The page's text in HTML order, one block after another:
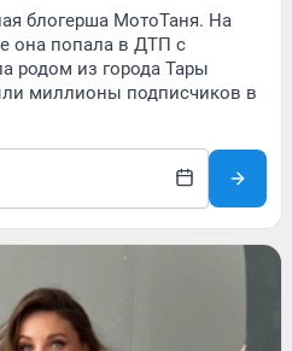
блогерша МотоТаня. На
она попала в ДТП с
родом из города Тары
миллионы подписчиков в